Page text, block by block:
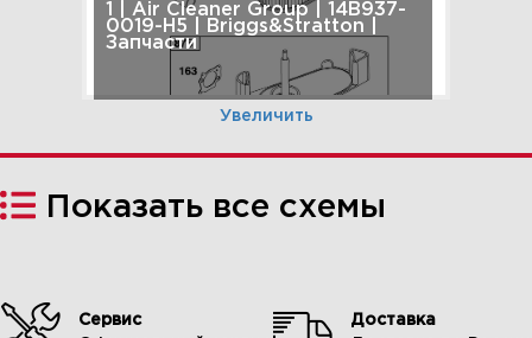
1 | Air Cleaner Group | 14B937-
0019-H5 | Briggs&Stratton |
Запчасти
Увеличить
Показать все схемы
Сервис
Доставка